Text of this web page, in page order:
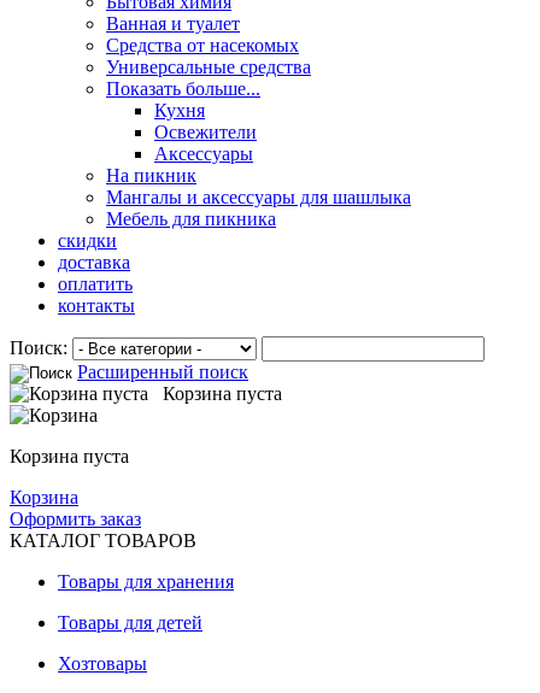
Ванная и туалет
Средства от насекомых
Универсальные средства
Показать больше...
Кухня
Освежители
Аксессуары
На пикник
Мангалы и аксессуары для шашлыка
Мебель для пикника
скидки
доставка
оплатить
контакты
Поиск:
Расширенный поиск
Корзина пуста
Корзина пуста
Корзина
Оформить заказ
КАТАЛОГ ТОВАРОВ
Товары для хранения
Товары для детей
Хозтовары